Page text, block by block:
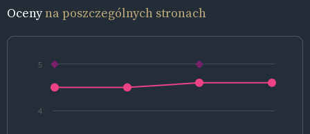
Ocenyna poszczególnych stronach
4
5